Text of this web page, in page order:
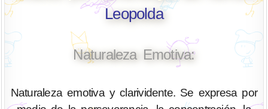
Leopolda
Naturaleza Emotiva:
Naturaleza emotiva y clarividente. Se expresa por